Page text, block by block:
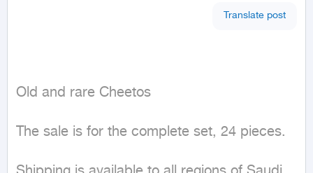
Translate post
Old and rare Cheetos
The sale is for the complete set, 24 pieces.